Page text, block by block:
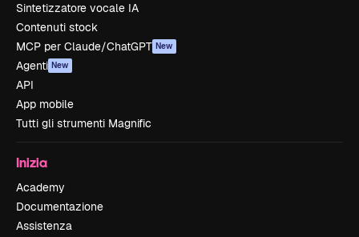
Sintetizzatore vocale IA
Contenuti stock
MCP per Claude/ChatGPT New
Agenti New
API
App mobile
Tutti gli strumenti Magnific
Inizia
Academy
Documentazione
Assistenza